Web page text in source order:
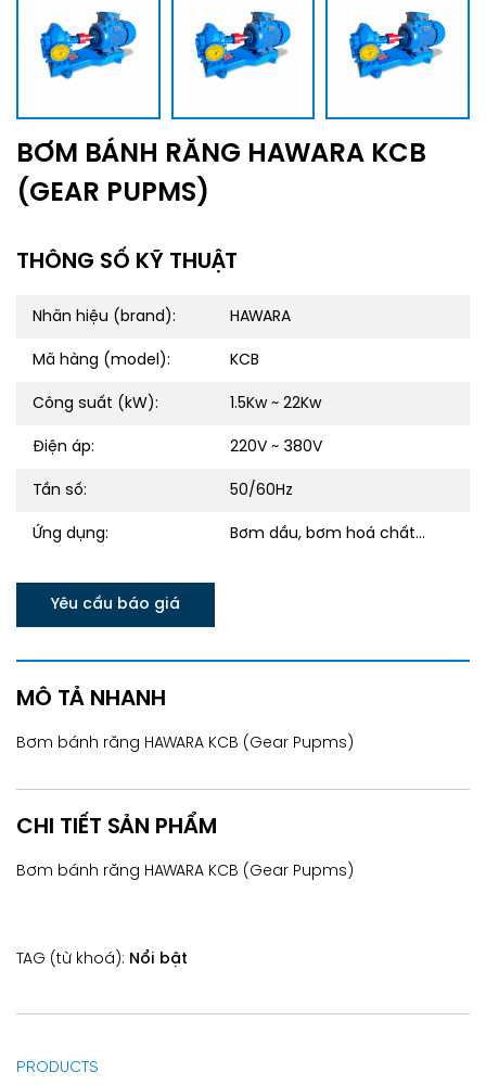
BƠM BÁNH RĂNG HAWARA KCB
(GEAR PUPMS)
THÔNG SỐ KỸ THUẬT
Nhãn hiệu (brand): HAWARA
Mã hàng (model): KCB
Công suất (kW): 1.5Kw ~ 22Kw
Điện áp: 220V ~ 380V
Tần số: 50/60Hz
Ứng dụng: Bơm dầu, bơm hoá chất...
Yêu cầu báo giá
MÔ TẢ NHANH
Bơm bánh răng HAWARA KCB (Gear Pupms)
CHI TIẾT SẢN PHẨM
Bơm bánh răng HAWARA KCB (Gear Pupms)
TAG (từ khoá): Nổi bật
PRODUCTS